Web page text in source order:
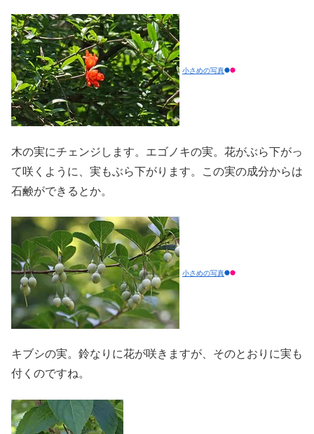
小さめの写真
木の実にチェンジします。エゴノキの実。花がぶら下がっ
て咲くように、実もぶら下がります。この実の成分からは
石鹸ができるとか。
小さめの写真
キブシの実。鈴なりに花が咲きますが、そのとおりに実も
付くのですね。